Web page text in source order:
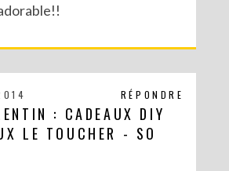
RÉPONDRE
: CADEAUX DIY
LE TOUCHER - SO